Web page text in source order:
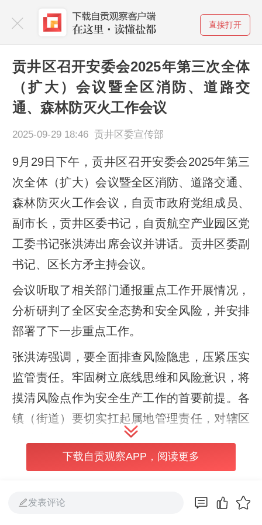
直接打开
贡井区召开安委会2025年第三次全体
（扩大）会议暨全区消防、道路交
通、森林防灭火工作会议
2025-09-29 18:46 贡井区委宣传部
9月29日下午，贡井区召开安委会2025年第三
次全体（扩大）会议暨全区消防、道路交通、
森林防灭火工作会议，自贡市政府党组成员、
副市长，贡井区委书记，自贡航空产业园区党
工委书记张洪涛出席会议并讲话。贡井区委副
书记、区长方矛主持会议。
会议听取了相关部门通报重点工作开展情况，
分析研判了全区安全态势和安全风险，并安排
部署了下一步重点工作。
张洪涛强调，要全面排查风险隐患，压紧压实
监管责任。牢固树立底线思维和风险意识，将
摸清风险点作为安全生产工作的首要前提。各
镇（街道）要切实扛起属地管理责任，对辖区
内的安全风险进行全方位、拉网式排查，做到
底数清、情况明。各行业主管部门要严格落实
横向到边、纵向到底的责任体系，坚决消除监
下载自贡观察APP，阅读更多
发表评论